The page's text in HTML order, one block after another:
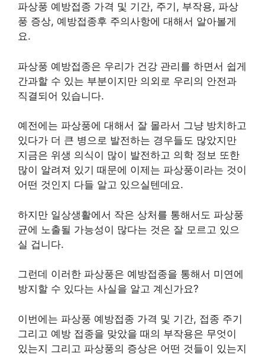
파상풍 예방접종 가격 및 기간, 주기, 부작용, 파상
풍 증상, 예방접종후 주의사항에 대해서 알아볼게
요.
파상풍 예방접종은 우리가 건강 관리를 하면서 쉽게
간과할 수 있는 부분이지만 의외로 우리의 안전과
직결되어 있습니다.
예전에는 파상풍에 대해서 잘 몰라서 그냥 방치하고
있다가 더 큰 병으로 발전하는 경우들도 많았지만
지금은 위생 의식이 많이 발전하고 의학 정보 또한
많이 알려져 있기 때문에 이제는 파상풍이라는 것이
어떤 것인지 다들 알고 있으실텐데요.
하지만 일상생활에서 작은 상처를 통해서도 파상풍
균에 노출될 가능성이 많다는 것은 잘 모르고 있으
실 겁니다.
그런데 이러한 파상풍은 예방접종을 통해서 미연에
방지할 수 있다는 사실을 알고 계신가요?
이번에는 파상풍 예방접종 가격 및 기간, 접종 주기
그리고 예방 접종을 맞았을 때의 부작용은 무엇이
있는지 그리고 파상풍의 증상은 어떤 것들이 있는지